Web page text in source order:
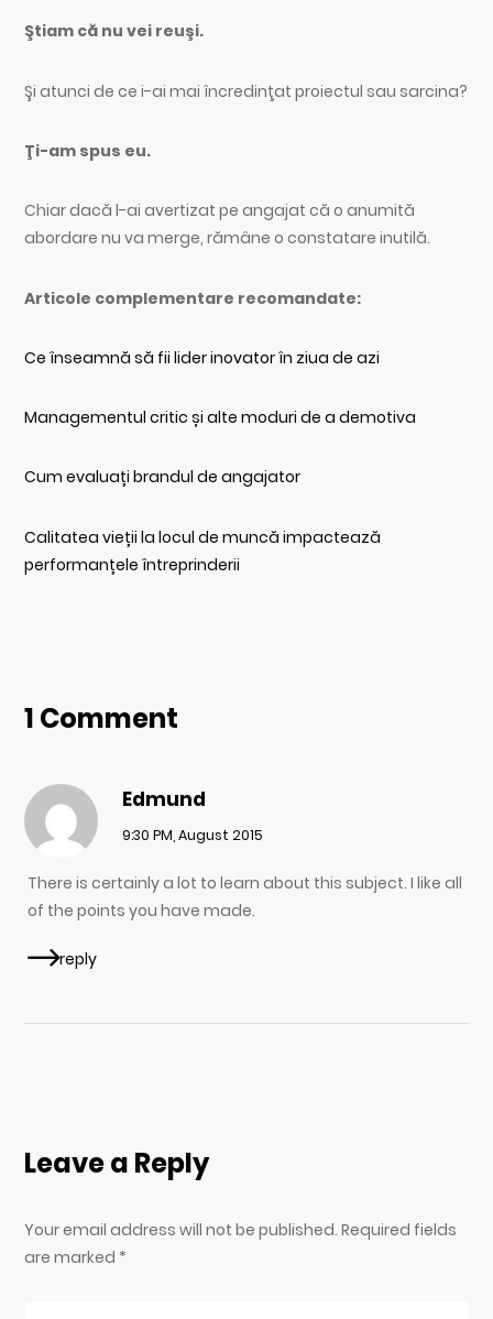
Ştiam că nu vei reuşi.
Şi atunci de ce i-ai mai încredinţat proiectul sau sarcina?
Ţi-am spus eu.
Chiar dacă l-ai avertizat pe angajat că o anumită
abordare nu va merge, rămâne o constatare inutilă.
Articole complementare recomandate:
Ce înseamnă să fii lider inovator în ziua de azi
Managementul critic și alte moduri de a demotiva
Cum evaluați brandul de angajator
Calitatea vieții la locul de muncă impactează
performanțele întreprinderii
1 Comment
Edmund
9:30 PM, August 2015
There is certainly a lot to learn about this subject. I like all
of the points you have made.
reply
Leave a Reply
Your email address will not be published. Required fields
are marked *